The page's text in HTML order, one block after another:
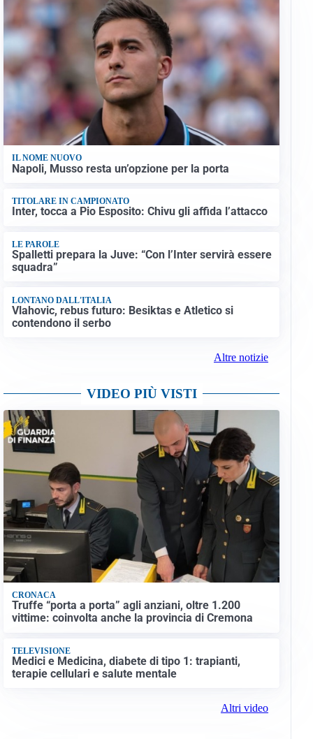
IL NOME NUOVO
Napoli, Musso resta un’opzione per la porta
TITOLARE IN CAMPIONATO
Inter, tocca a Pio Esposito: Chivu gli affida l’attacco
LE PAROLE
Spalletti prepara la Juve: “Con l’Inter servirà essere
squadra”
LONTANO DALL'ITALIA
Vlahovic, rebus futuro: Besiktas e Atletico si
contendono il serbo
Altre notizie
VIDEO PIÙ VISTI
CRONACA
Truffe “porta a porta” agli anziani, oltre 1.200
vittime: coinvolta anche la provincia di Cremona
TELEVISIONE
Medici e Medicina, diabete di tipo 1: trapianti,
terapie cellulari e salute mentale
Altri video